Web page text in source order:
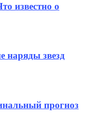
известно о
наряды звезд
прогноз